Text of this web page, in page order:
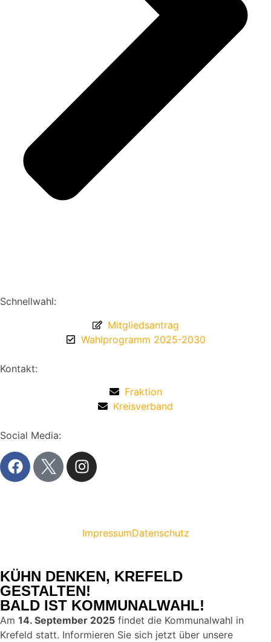
Schnellwahl:
Mitgliedsantrag
Wahlprogramm 2025-2030
Kontakt:
Fraktion
Kreisverband
Social Media:
ImpressumDatenschutz
KÜHN DENKEN, KREFELD
GESTALTEN!
BALD IST KOMMUNALWAHL!
Am 14. September 2025 findet die Kommunalwahl in
Krefeld statt. Informieren Sie sich jetzt über unsere